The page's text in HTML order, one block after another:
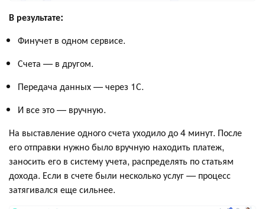
В результате:
Финучет в одном сервисе.
Счета — в другом.
Передача данных — через 1С.
И все это — вручную.
На выставление одного счета уходило до 4 минут. После
его отправки нужно было вручную находить платеж,
заносить его в систему учета, распределять по статьям
дохода. Если в счете были несколько услуг — процесс
затягивался еще сильнее.